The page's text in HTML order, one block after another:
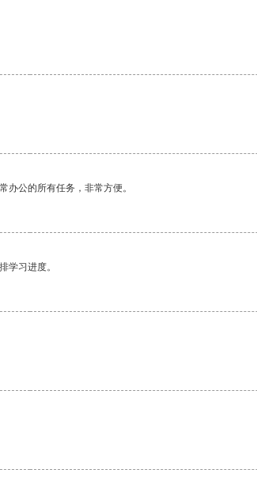
公的所有任务，非常方便。
学习进度。